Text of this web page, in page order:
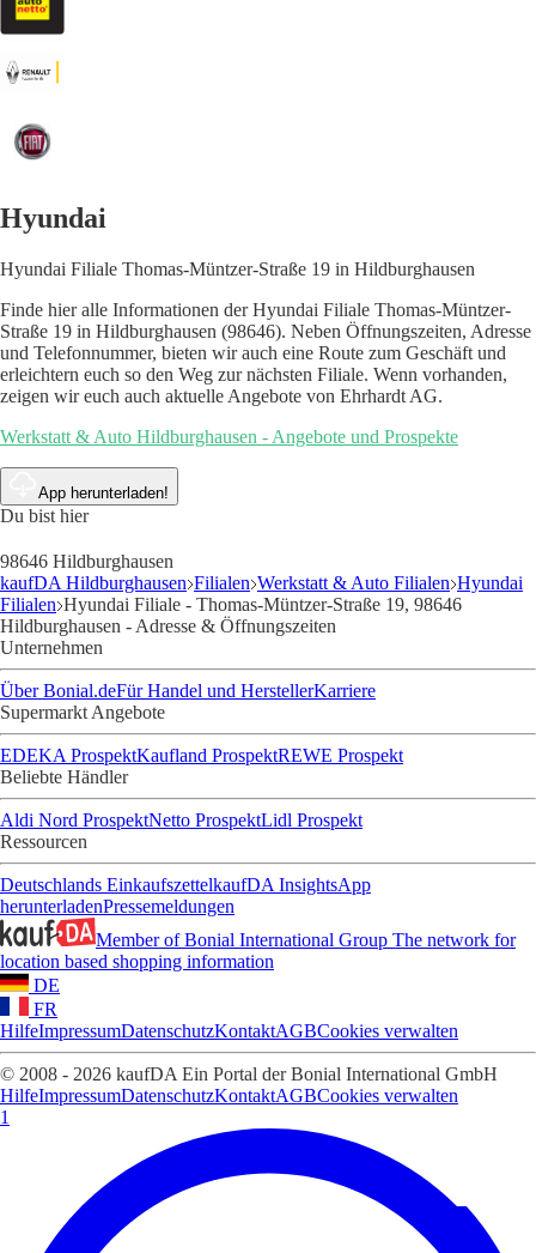
Hyundai
Hyundai Filiale Thomas-Müntzer-Straße 19 in Hildburghausen
Finde hier alle Informationen der Hyundai Filiale Thomas-Müntzer-
Straße 19 in Hildburghausen (98646). Neben Öffnungszeiten, Adresse
und Telefonnummer, bieten wir auch eine Route zum Geschäft und
erleichtern euch so den Weg zur nächsten Filiale. Wenn vorhanden,
zeigen wir euch auch aktuelle Angebote von Ehrhardt AG.
Werkstatt & Auto Hildburghausen - Angebote und Prospekte
App herunterladen!
Du bist hier
98646 Hildburghausen
kaufDA Hildburghausen Filialen Werkstatt & Auto Filialen Hyundai
Filialen Hyundai Filiale - Thomas-Müntzer-Straße 19, 98646
Hildburghausen - Adresse & Öffnungszeiten
Unternehmen
Über Bonial.deFür Handel und HerstellerKarriere
Supermarkt Angebote
EDEKA ProspektKaufland ProspektREWE Prospekt
Beliebte Händler
Aldi Nord ProspektNetto ProspektLidl Prospekt
Ressourcen
Deutschlands EinkaufszettelkaufDA InsightsApp
herunterladenPressemeldungen
Member of Bonial International Group The network for
location based shopping information
DE
FR
HilfeImpressumDatenschutzKontaktAGBCookies verwalten
© 2008 - 2026 kaufDA Ein Portal der Bonial International GmbH
HilfeImpressumDatenschutzKontaktAGBCookies verwalten
1